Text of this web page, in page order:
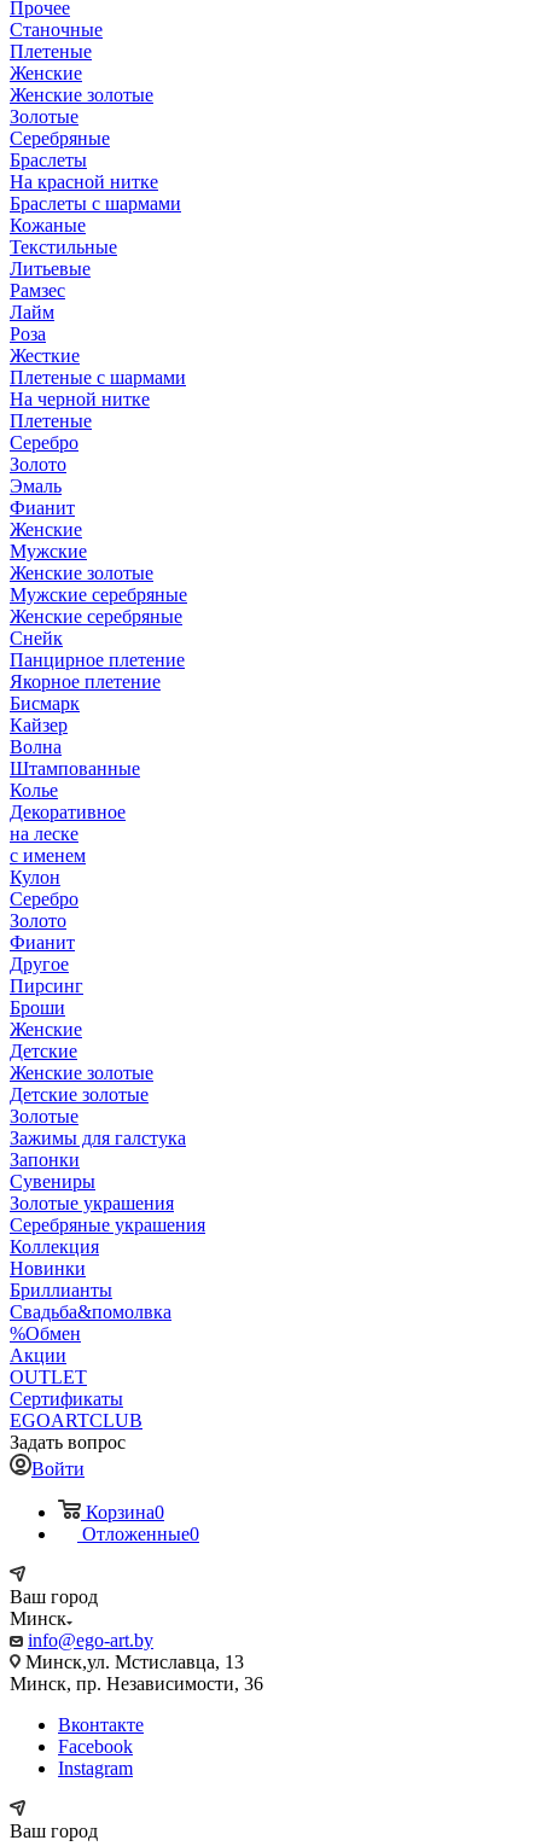
Прочее
Станочные
Плетеные
Женские
Женские золотые
Золотые
Серебряные
Браслеты
На красной нитке
Браслеты с шармами
Кожаные
Текстильные
Литьевые
Рамзес
Лайм
Роза
Жесткие
Плетеные с шармами
На черной нитке
Плетеные
Серебро
Золото
Эмаль
Фианит
Женские
Мужские
Женские золотые
Мужские серебряные
Женские серебряные
Снейк
Панцирное плетение
Якорное плетение
Бисмарк
Кайзер
Волна
Штампованные
Колье
Декоративное
на леске
с именем
Кулон
Серебро
Золото
Фианит
Другое
Пирсинг
Броши
Женские
Детские
Женские золотые
Детские золотые
Золотые
Зажимы для галстука
Запонки
Сувениры
Золотые украшения
Серебряные украшения
Коллекция
Новинки
Бриллианты
Свадьба&помолвка
%Обмен
Акции
OUTLET
Сертификаты
EGOARTCLUB
Задать вопрос
Войти
Корзина0
Отложенные0
Ваш город
Минск
info@ego-art.by
Минск,ул. Мстиславца, 13
Минск, пр. Независимости, 36
Вконтакте
Facebook
Instagram
Ваш город